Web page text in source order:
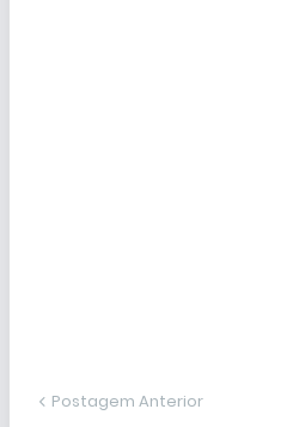
Postagem Anterior